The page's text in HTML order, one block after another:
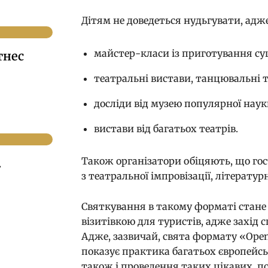
Дітям не доведеться нудьгувати,
майстер-класи із приготування
театральні вистави, танцювальні
досліди від музею популярної
вистави від багатьох театрів.
Також організатори обіцяють, що
з театральної імпровізації,
Святкування в такому форматі
візитівкою для туристів, адже захід
Адже, зазвичай, свята формату
показує практика багатьох